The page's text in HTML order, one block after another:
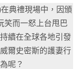
典禮現場中，因頒
笑而一怒上台甩巴
續在全球各地引發
爾史密斯的護妻行
呢？